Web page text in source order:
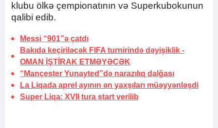
klubu ölkə çempionatının və Superkubokunun
qalibi edib.
Messi “901”ə çatdı
Bakıda keçiriləcək FIFA turnirində dəyişiklik -
OMAN İŞTİRAK ETMƏYƏCƏK
“Mançester Yunayted”də narazılıq dalğası
La Liqada aprel ayının ən yaxşıları müəyyənləşdi
Super Liqa: XVII tura start verilib